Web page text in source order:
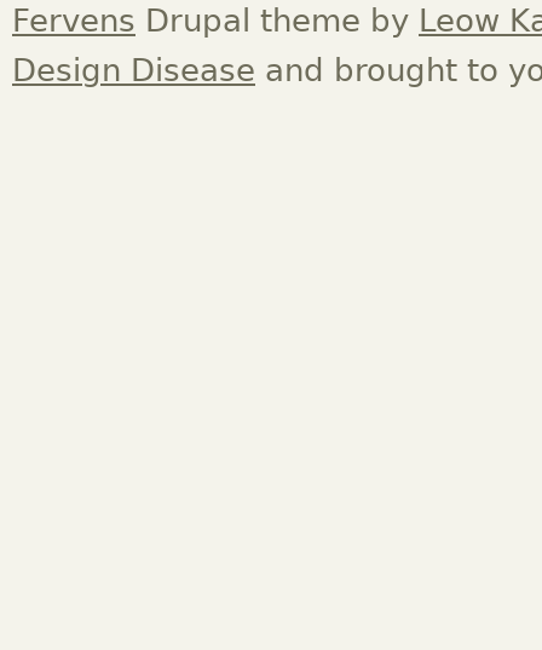
Fervens Drupal theme by Leow
Design Disease and brought to